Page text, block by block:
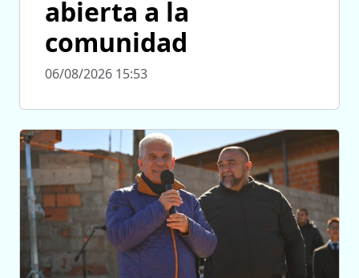
abierta a la
comunidad
06/08/2026 15:53